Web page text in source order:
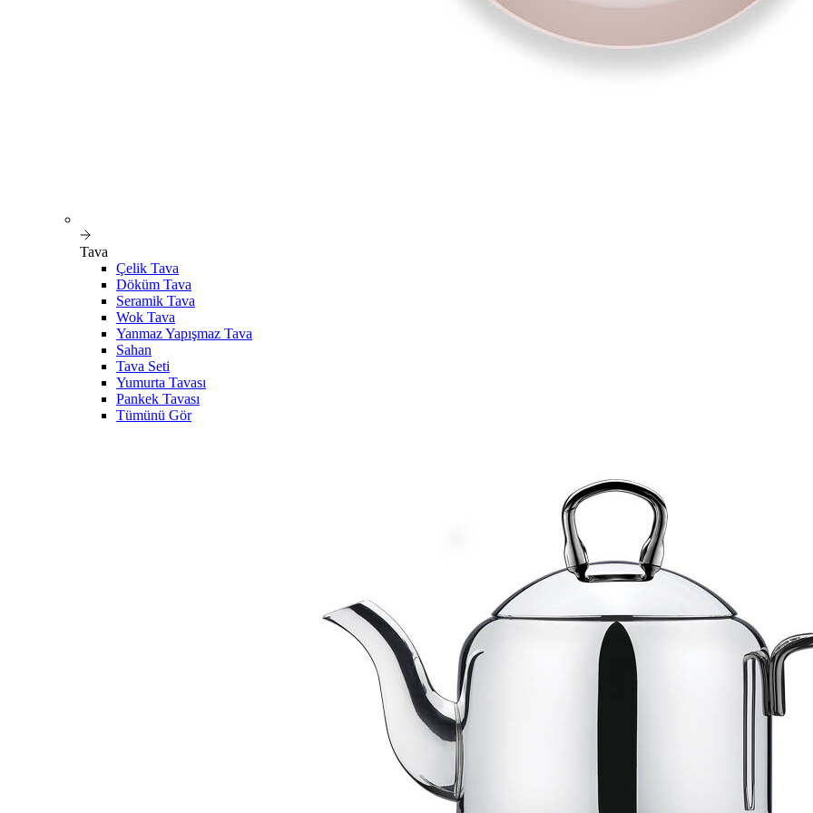
Tava
Çelik Tava
Döküm Tava
Seramik Tava
Wok Tava
Yanmaz Yapışmaz Tava
Sahan
Tava Seti
Yumurta Tavası
Pankek Tavası
Tümünü Gör